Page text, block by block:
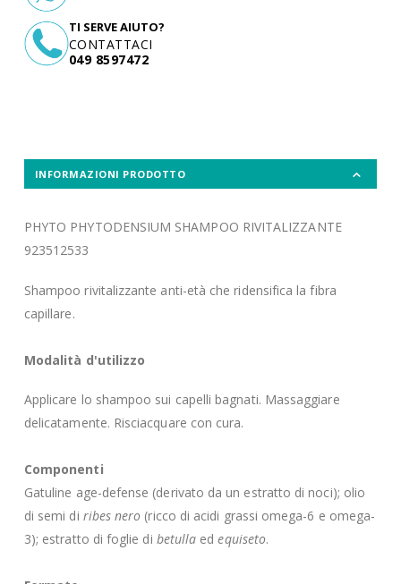
TI SERVE AIUTO?
CONTATTACI
049 8597472
INFORMAZIONI PRODOTTO
PHYTO PHYTODENSIUM SHAMPOO RIVITALIZZANTE
923512533
Shampoo rivitalizzante anti-età che ridensifica la fibra
capillare.
Modalità d'utilizzo
Applicare lo shampoo sui capelli bagnati. Massaggiare
delicatamente. Risciacquare con cura.
Componenti
Gatuline age-defense (derivato da un estratto di noci); olio
di semi di ribes nero (ricco di acidi grassi omega-6 e omega-
3); estratto di foglie di betulla edequiseto.